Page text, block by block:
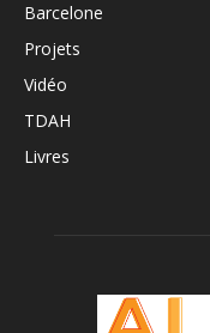
Barcelone
Projets
Vidéo
TDAH
Livres